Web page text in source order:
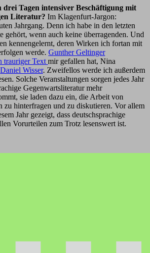
drei Tagen intensiver Beschäftigung mit
Literatur? Im Klagenfurt-Jargon:
Jahrgang. Denn ich habe in den letzten
gehört, wenn auch keine überragenden. Und
kennengelernt, deren Wirken ich fortan mit
werde. Gunther Geltinger
trauriger Text mir gefallen hat, Nina
Daniel Wisser. Zweifellos werde ich außerdem
Solche Veranstaltungen sorgen jedes Jahr
Gegenwartsliteratur mehr
sie laden dazu ein, die Arbeit von
hinterfragen und zu diskutieren. Vor allem
Jahr gezeigt, dass deutschsprachige
Vorurteilen zum Trotz lesenswert ist.